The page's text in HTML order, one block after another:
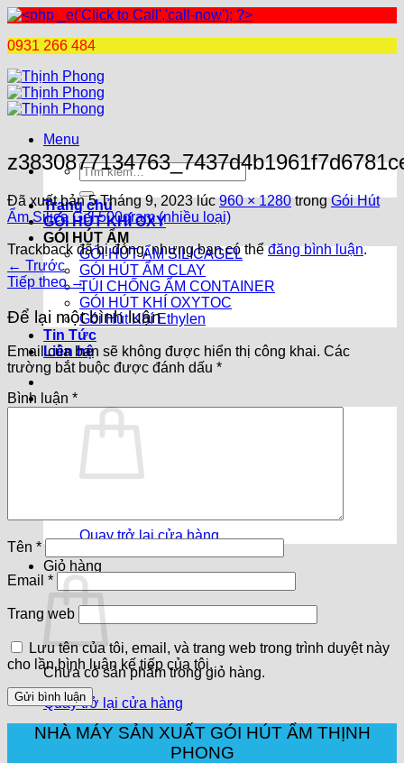
0931 266 484
Chuyển
đến
nội
Menu
Tìm
kiếm:
Trang chủ
GÓI HÚT KHÍ OXY
GÓI HÚT ẨM
GÓI HÚT ẨM SILICAGEL
GÓI HÚT ẨM CLAY
TÚI CHỐNG ẨM CONTAINER
GÓI HÚT KHÍ OXYTOC
Gói Hút Khí Ethylen
Tin Tức
Liên hệ
Quay trở lại cửa hàng
Giỏ hàng
Chưa có sản phẩm trong giỏ hàng.
Quay trở lại cửa hàng
Đã xuất bản5 Tháng 9, 2023lúc960 × 1280trongGói Hút
Ẩm Silica Gel 500gram (nhiều loại)
Trackback đã bị đóng, nhưng bạn có thểđăng bình luận.
← Trước
Tiếp theo →
Để lại một bình luận
Email của bạn sẽ không được hiển thị công khai. Các
trường bắt buộc được đánh dấu *
Bình luận *
Tên *
Email *
Trang web
Lưu tên của tôi, email, và trang web trong trình duyệt này
cho lần bình luận kế tiếp của tôi.
NHÀ MÁY SẢN XUẤT GÓI HÚT ẨM THỊNH
PHONG